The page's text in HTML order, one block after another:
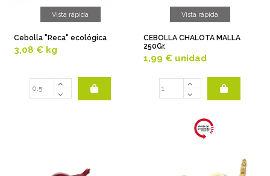
Vista rápida
Cebolla "Reca" ecológica
3,08 € kg
Vista rápida
CEBOLLA CHALOTA MALLA
250Gr.
1,99 € unidad